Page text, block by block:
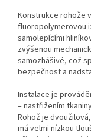
Konstrukce rohože
fluoropolymerovou
samolepícími
zvýšenou
samozhášivé, což
bezpečnost a
Instalace je
– nastřižením
Rohož je
má velmi nízkou